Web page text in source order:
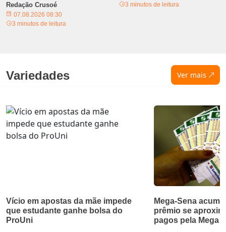
Redação Crusoé
07.08.2026 08:30
3 minutos de leitura
3 minutos de leitura
Variedades Ver mais
Vício em apostas da mãe impede
que estudante ganhe bolsa do
ProUni
Mega-Sena
prêmio se
pagos pela Mega